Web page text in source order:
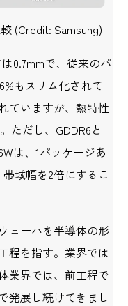
(Credit: Samsung)
0.7mmで、従来のパ
もスリム化されて
ていますが、熱特性
ただし、GDDR6と
は、1パッケージあ
域幅を2倍にするこ
ェーハを半導体の形
程を指す。業界では
業界では、前工程で
発展し続けてきまし